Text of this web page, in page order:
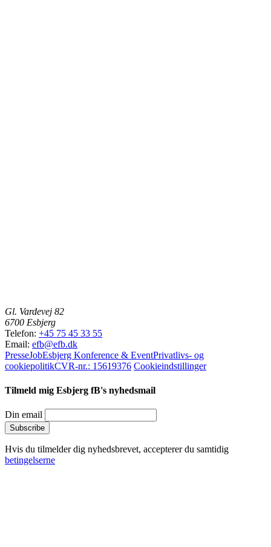
Gl. Vardevej 82
6700 Esbjerg
Telefon: +45 75 45 33 55
Email: efb@efb.dk
PresseJobEsbjerg Konference & EventPrivatlivs- og
cookiepolitikCVR-nr.: 15619376 Cookieindstillinger
Tilmeld mig Esbjerg fB's nyhedsmail
Din email
Hvis du tilmelder dig nyhedsbrevet, accepterer du samtidig
betingelserne